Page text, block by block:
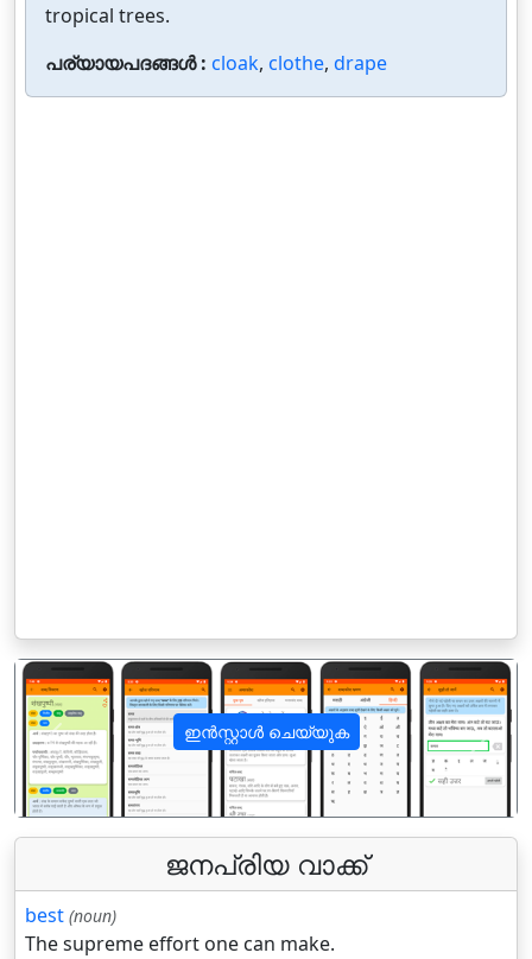
tropical trees.
പര്യായപദങ്ങൾ : cloak, clothe, drape
ഇൻസ്റ്റാൾ ചെയ്യുക
पिछला अगला
ജനപ്രിയ വാക്ക്
best (noun)
The supreme effort one can make.